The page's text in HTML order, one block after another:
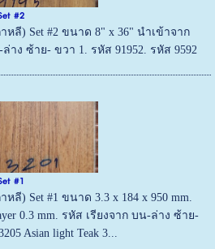
#2
หลี) Set #2 ขนาด 8" x 36" นำเข้าจาก
าง ซ้าย- ขวา 1. รหัส 91952. รหัส 9592
#1
หลี) Set #1 ขนาด 3.3 x 184 x 950 mm.
0.3 mm. รหัส เรียงจาก บน-ล่าง ซ้าย-
Asian light Teak 3...